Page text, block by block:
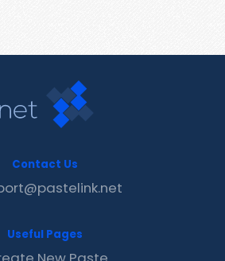
Contact Us
Useful Pages